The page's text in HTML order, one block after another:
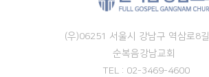
(우)06251 서울시 강남구 역삼로8
순복음강남교회
TEL : 02-3469-4600